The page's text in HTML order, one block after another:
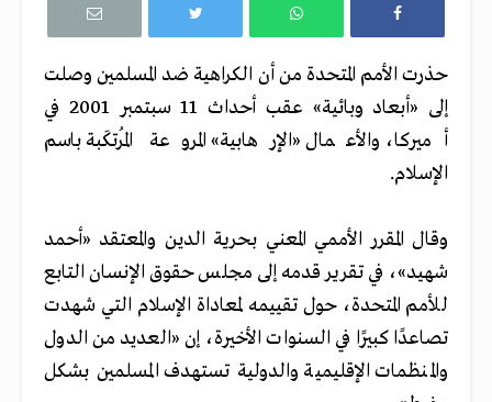
حذرت الأمم المتحدة من أن الكراهية ضد المسلمين وصلت
إلى «أبعاد وبائية» عقب أحداث 11 سبتمبر 2001 في
أميركا، والأعمال «الإرهابية» المروعة ​​​​​​​المُرتكَبة باسم
الإسلام.
وقال المقرر الأممي المعني بحرية الدين والمعتقد «أحمد
شهيد»، في تقرير قدمه إلى مجلس حقوق الإنسان التابع
للأمم المتحدة، حول تقييمه لمعاداة الإسلام التي شهدت
تصاعدًا كبيرًا في السنوات الأخيرة، إن «العديد من الدول
والمنظمات الإقليمية والدولية تستهدف المسلمين بشكل